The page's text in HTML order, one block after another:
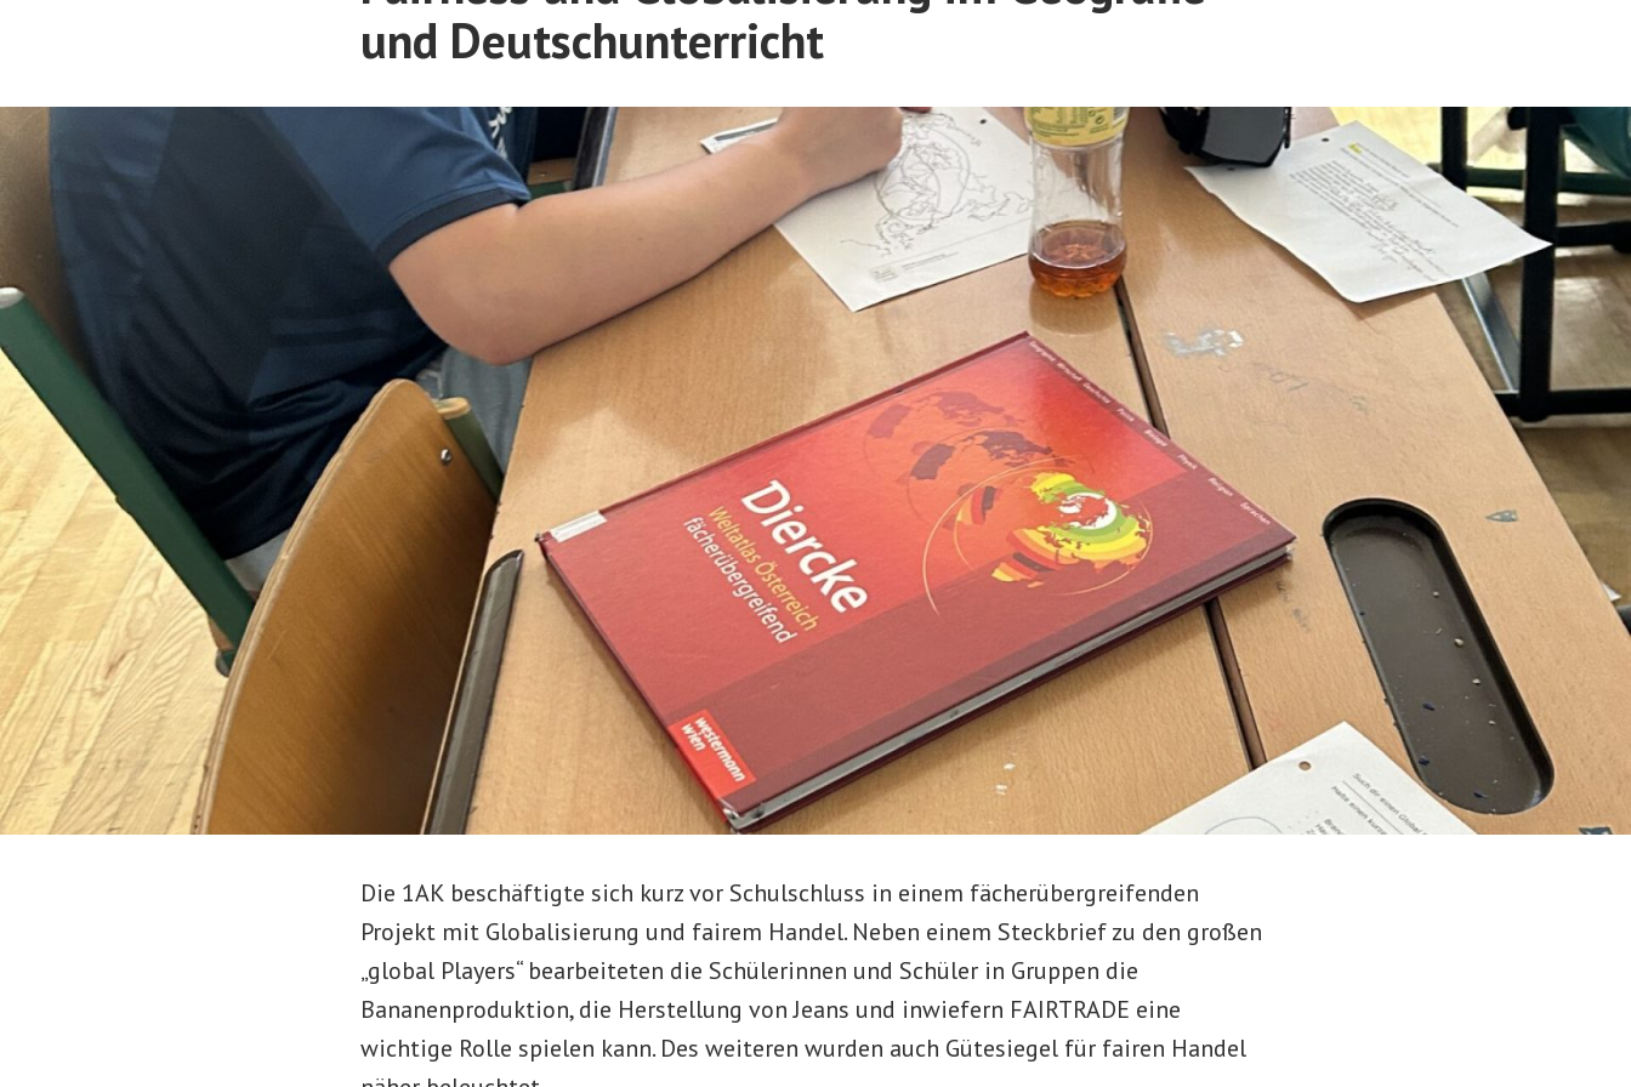
und Deutschunterricht
Die 1AK beschäftigte sich kurz vor Schulschluss in einem fächerübergreifenden
Projekt mit Globalisierung und fairem Handel. Neben einem Steckbrief zu den großen
„global Players“ bearbeiteten die Schülerinnen und Schüler in Gruppen die
Bananenproduktion, die Herstellung von Jeans und inwiefern FAIRTRADE eine
wichtige Rolle spielen kann. Des weiteren wurden auch Gütesiegel für fairen Handel